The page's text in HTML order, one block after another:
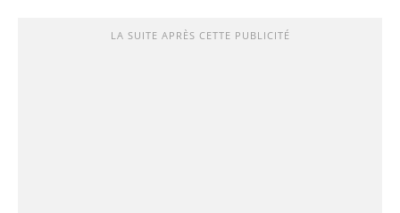
LA SUITE APRÈS CETTE PUBLICITÉ